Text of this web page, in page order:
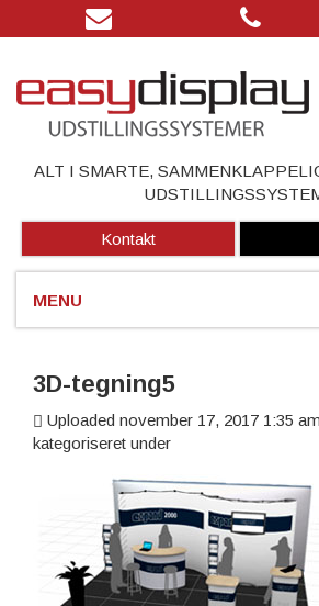
ALT I SMARTE,
Kontakt
3D-tegning5
Uploaded november 17, 2017 1:35 am
kategoriseret under